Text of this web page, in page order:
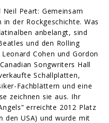
Peart: Gemeinsam
der Rockgeschichte. Was
anbelangt, sind
und den Rolling
Cohen und Gordon
Songwriters Hall
Schallplatten,
Fachblättern und eine
zeichnen sie aus. Ihr
erreichte 2012 Platz
den USA) und wurde mit